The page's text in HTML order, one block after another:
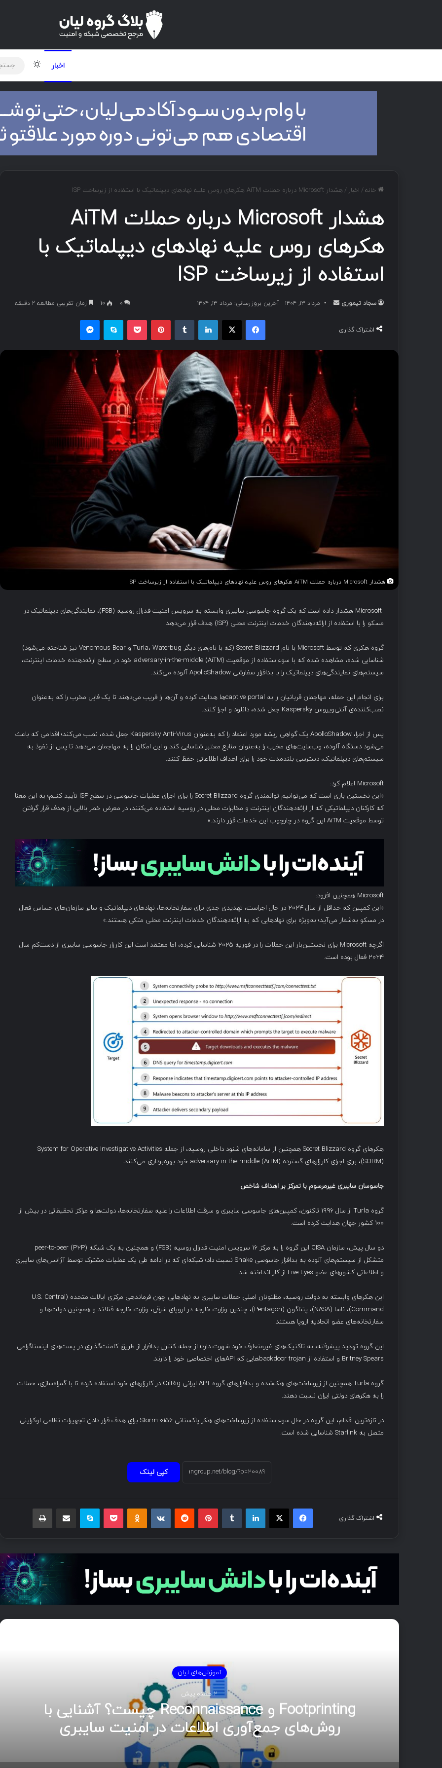
اخبار تغییر
خانه/ اخبار / هشدار Microsoft درباره حملات AiTM هکرهای روس علیه نهادهای دیپلماتیک با استفاده از زیرساخت ISP
هشدار Microsoft درباره حملات AiTM
هکرهای روس علیه نهادهای دیپلماتیک با
استفاده از زیرساخت ISP
سجاد تیموری
ل
م
ی
ل
مرداد ۱۳, ۱۴۰۴ آخرین بروزرسانی: مرداد ۱۳, ۱۴۰۴ ۰ 10 زمان تقریبی مطالعه 2 دقیقه
اشتراک گذاری
فیسبوک ایکس لینکداین پینتریست پاکت اسکایپ
هشدار Microsoft درباره حملات AiTM هکرهای روس علیه نهادهای دیپلماتیک با استفاده از زیرساخت ISP
Microsoft هشدار داده است که یک گروه جاسوسی سایبری وابسته به سرویس امنیت فدرال روسیه (FSB)، نمایندگی‌های دیپلماتیک در
مسکو را با استفاده از ارائه‌دهندگان خدمات اینترنت محلی (ISP) هدف قرار می‌دهد.
گروه هکری که توسط Microsoft با نام Secret Blizzard (که با نام‌های دیگر Turla، Waterbug و Venomous Bear نیز شناخته می‌شود)
شناسایی شده، مشاهده شده که با سوءاستفاده از موقعیت adversary-in-the-middle (AiTM) خود در سطح ارائه‌دهنده خدمات اینترنت،
سیستم‌های نمایندگی‌های دیپلماتیک را با بدافزار سفارشی ApolloShadow آلوده می‌کند.
برای انجام این حمله، مهاجمان قربانیان را به captive portalها هدایت کرده و آن‌ها را فریب می‌دهند تا یک فایل مخرب را که به‌عنوان
نصب‌کننده‌ی آنتی‌ویروس Kaspersky جعل شده، دانلود و اجرا کنند.
پس از اجرا، ApolloShadow یک گواهی ریشه مورد اعتماد را که به‌عنوان Kaspersky Anti-Virus جعل شده، نصب می‌کند؛ اقدامی که باعث
می‌شود دستگاه آلوده، وب‌سایت‌های مخرب را به‌عنوان منابع معتبر شناسایی کند و این امکان را به مهاجمان می‌دهد تا پس از نفوذ به
سیستم‌های دیپلماتیک، دسترسی بلندمدت خود را برای اهداف اطلاعاتی حفظ کنند.
Microsoft اعلام کرد:
«این نخستین باری است که می‌توانیم توانمندی گروه Secret Blizzard را برای اجرای عملیات جاسوسی در سطح ISP تأیید کنیم؛ به این معنا
که کارکنان دیپلماتیکی که از ارائه‌دهندگان اینترنت و مخابرات محلی در روسیه استفاده می‌کنند، در معرض خطر بالایی از هدف قرار گرفتن
توسط موقعیت AiTM این گروه در چارچوب این خدمات قرار دارند.»
Microsoft همچنین افزود:
«این کمپین که حداقل از سال ۲۰۲۴ در حال اجراست، تهدیدی جدی برای سفارتخانه‌ها، نهادهای دیپلماتیک و سایر سازمان‌های حساس فعال
در مسکو به‌شمار می‌آید؛ به‌ویژه برای نهادهایی که به ارائه‌دهندگان خدمات اینترنت محلی متکی هستند.»
اگرچه Microsoft برای نخستین‌بار این حملات را در فوریه ۲۰۲۵ شناسایی کرده، اما معتقد است این کارزار جاسوسی سایبری از دست‌کم سال
۲۰۲۴ فعال بوده است.
هکرهای گروه Secret Blizzard همچنین از سامانه‌های شنود داخلی روسیه، از جمله System for Operative Investigative Activities
(SORM)، برای اجرای کارزارهای گسترده adversary-in-the-middle (AiTM) خود بهره‌برداری می‌کنند.
جاسوسان سایبری غیرمرسوم با تمرکز بر اهداف شاخص
گروه Turla از سال ۱۹۹۶ تاکنون، کمپین‌های جاسوسی سایبری و سرقت اطلاعات را علیه سفارتخانه‌ها، دولت‌ها و مراکز تحقیقاتی در بیش از
۱۰۰ کشور جهان هدایت کرده است.
دو سال پیش، سازمان CISA این گروه را به مرکز ۱۶ سرویس امنیت فدرال روسیه (FSB) و همچنین به یک شبکه peer-to-peer (P2P)
متشکل از سیستم‌های آلوده به بدافزار جاسوسی Snake نسبت داد؛ شبکه‌ای که در ادامه طی یک عملیات مشترک توسط آژانس‌های سایبری
و اطلاعاتی کشورهای عضو Five Eyes از کار انداخته شد.
این هکرهای وابسته به دولت روسیه، مظنونان اصلی حملات سایبری به نهادهایی چون فرماندهی مرکزی ایالات متحده (U.S. Central
Command)، ناسا (NASA)، پنتاگون (Pentagon)، چندین وزارت خارجه در اروپای شرقی، وزارت خارجه فنلاند و همچنین دولت‌ها و
سفارتخانه‌های عضو اتحادیه اروپا هستند.
این گروه تهدید پیشرفته، به تاکتیک‌های غیرمتعارف خود شهرت دارد؛ از جمله کنترل بدافزار از طریق کامنت‌گذاری در پست‌های اینستاگرامی
Britney Spears و استفاده از backdoor trojan‌هایی که API‌های اختصاصی خود را دارند.
گروه Turla همچنین از زیرساخت‌های هک‌شده و بدافزارهای گروه APT ایرانی OilRig در کارزارهای خود استفاده کرده تا با گمراه‌سازی، حملات
را به هکرهای دولتی ایران نسبت دهند.
در تازه‌ترین اقدام، این گروه در حال سوءاستفاده از زیرساخت‌های هکر پاکستانی Storm-0156 برای هدف قرار دادن تجهیزات نظامی اوکراینی
متصل به Starlink شناسایی شده است.
کپی لینک
اشتراک گذاری
فیسبوک ایکس لینکداین پینتریست پاکت
آموزش‌های لیان
2 هفته پیش
هوش تهدیدات سایبری (CTI)؛ راهنمای جامع از تحلیل تا
مدیریت رخداد